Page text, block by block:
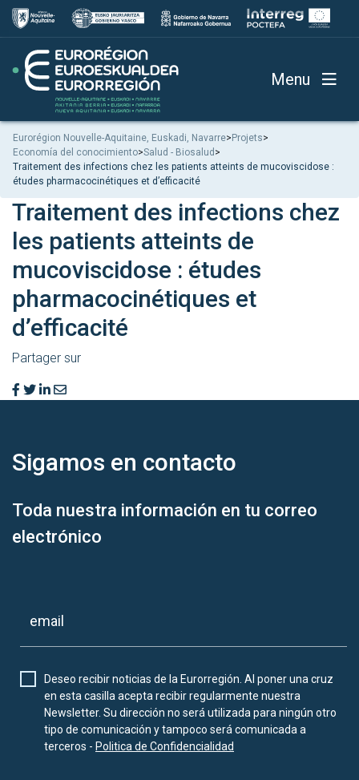
Menu
Eurorégion Nouvelle-Aquitaine, Euskadi, Navarre> Projets>
Economía del conocimiento>Salud - Biosalud >
Traitement des infections chez les patients atteints de mucoviscidose :
études pharmacocinétiques et d’efficacité
Traitement des infections chez
les patients atteints de
mucoviscidose : études
pharmacocinétiques et
d’efficacité
Partager sur
Sigamos en contacto
Toda nuestra información en tu correo
electrónico
Deseo recibir noticias de la Eurorregión. Al poner una cruz
en esta casilla acepta recibir regularmente nuestra
Newsletter. Su dirección no será utilizada para ningún otro
tipo de comunicación y tampoco será comunicada a
terceros - Politica de Confidencialidad